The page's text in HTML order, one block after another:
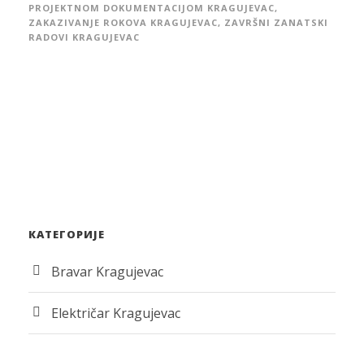
PROJEKTNOM DOKUMENTACIJOM KRAGUJEVAC,
ZAKAZIVANJE ROKOVA KRAGUJEVAC, ZAVRŠNI ZANATSKI
RADOVI KRAGUJEVAC
КАТЕГОРИЈЕ
Bravar Kragujevac
Električar Kragujevac